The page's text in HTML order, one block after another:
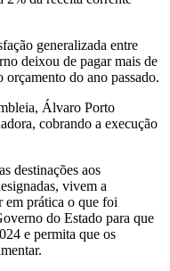
generalizada entre
deixou de pagar mais de
do ano passado.
Álvaro Porto
cobrando a execução
destinações aos
vivem a
em prática o que foi
do Estado para que
e permita que os